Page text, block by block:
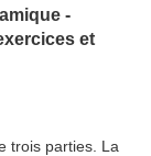
-
et
trois parties. La